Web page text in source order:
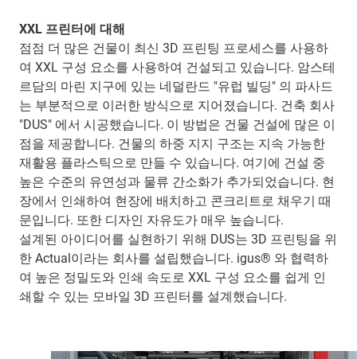
XXL 프린터에 대해
점점 더 많은 건물이 최신 3D 프린팅 프로세스를 사용하
여 XXL 구성 요소를 사용하여 건설되고 있습니다. 암스테
르담의 마린 지구에 있는 네덜란드 "유럽 빌딩" 의 파사드
는 부분적으로 이러한 방식으로 지어졌습니다. 건축 회사
"DUS" 에서 시공했습니다. 이 방법은 건물 건설에 많은 이
점을 제공합니다. 건물의 하중 지지 구조는 지속 가능한
재활용 플라스틱으로 만들 수 있습니다. 여기에 건설 중
높은 수준의 유연성과 물류 간소화가 추가되었습니다. 현
장에서 인쇄하여 현장에 배치하고 콘크리트로 채우기 때
문입니다. 또한 디자인 자유도가 매우 높습니다.
설계된 아이디어를 실현하기 위해 DUS는 3D 프린팅을 위
한 Actual이라는 회사를 설립했습니다. igus® 와 협력하
여 높은 정밀도와 인쇄 속도로 XXL 구성 요소를 쉽게 인
쇄할 수 있는 모바일 3D 프린터를 설계했습니다.